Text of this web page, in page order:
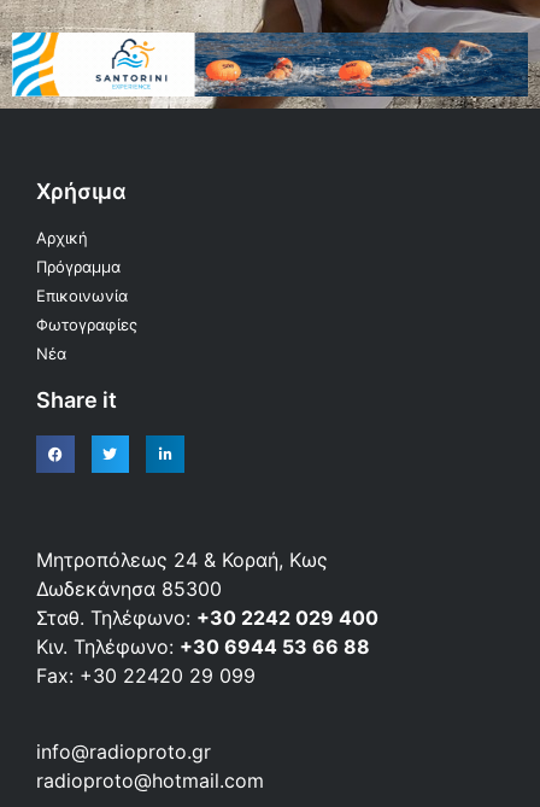
Χρήσιμα
Αρχική
Πρόγραμμα
Επικοινωνία
Φωτογραφίες
Νέα
Share it
Μητροπόλεως 24 & Κοραή, Κως
Δωδεκάνησα 85300
Σταθ. Τηλέφωνο: +30 2242 029 400
Κιν. Τηλέφωνο: +30 6944 53 66 88
Fax: +30 22420 29 099
info@radioproto.gr
radioproto@hotmail.com